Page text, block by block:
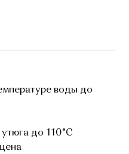
воды до
до 110°C